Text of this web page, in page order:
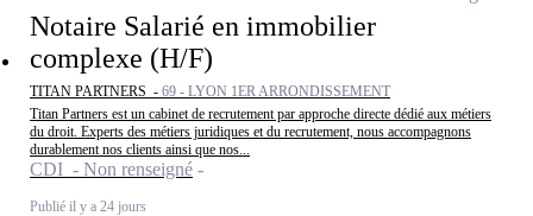
Notaire Salarié en immobilier
complexe (H/F)
TITAN PARTNERS - 69 - LYON 1ER ARRONDISSEMENT
Titan Partners est un cabinet de recrutement par approche directe dédié aux métiers
du droit. Experts des métiers juridiques et du recrutement, nous accompagnons
durablement nos clients ainsi que nos...
CDI - Non renseigné
Publié il y a 24 jours